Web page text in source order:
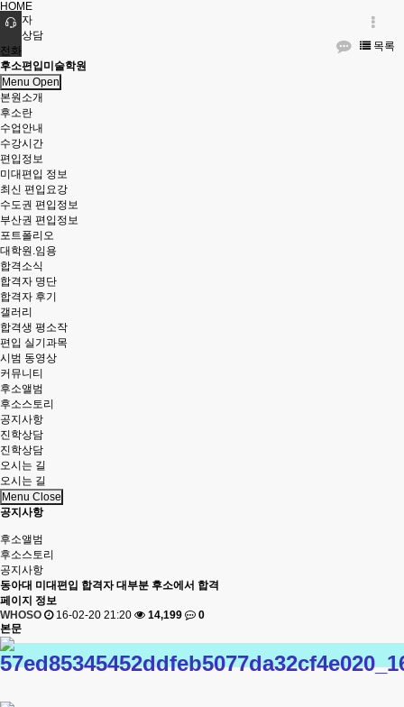
HOME
관리자
진학상담
전화
후소편입미술학원
Menu Open
본원소개
후소란
수업안내
수강시간
편입정보
미대편입 정보
최신 편입요강
수도권 편입정보
부산권 편입정보
포트폴리오
대학원.임용
합격소식
합격자 명단
합격자 후기
갤러리
합격생 평소작
편입 실기과목
시범 동영상
커뮤니티
후소앨범
후소스토리
공지사항
진학상담
진학상담
오시는 길
오시는 길
Menu Close
공지사항
후소앨범
후소스토리
공지사항
목록
동아대 미대편입 합격자 대부분 후소에서 합격
페이지 정보
WHOSO
16-02-20 21:20 14,199
0
본문